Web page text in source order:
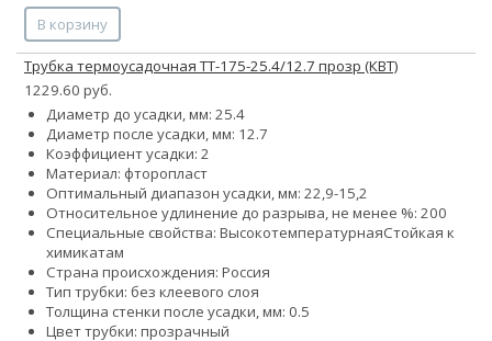
В корзину
Трубка термоусадочная ТТ-175-25.4/12.7 прозр (КВТ)
1229.60 руб.
Диаметр до усадки, мм: 25.4
Диаметр после усадки, мм: 12.7
Коэффициент усадки: 2
Материал: фторопласт
Оптимальный диапазон усадки, мм: 22,9-15,2
Относительное удлинение до разрыва, не менее %: 200
Специальные свойства: ВысокотемпературнаяСтойкая к
химикатам
Страна происхождения: Россия
Тип трубки: без клеевого слоя
Толщина стенки после усадки, мм: 0.5
Цвет трубки: прозрачный